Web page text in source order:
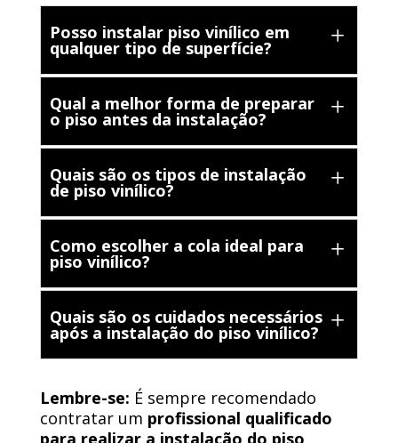
Posso instalar piso vinílico em
qualquer tipo de superfície?
Qual a melhor forma de preparar
o piso antes da instalação?
Quais são os tipos de instalação
de piso vinílico?
Como escolher a cola ideal para
piso vinílico?
Quais são os cuidados necessários
após a instalação do piso vinílico?
Lembre-se: É sempre recomendado
contratar um profissional qualificado
para realizar a instalação do piso